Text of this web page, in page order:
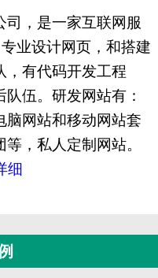
，是一家互联网服
业设计网页，和搭建
，有代码开发工程
伍。研发网站有：
脑网站和移动网站套
，私人定制网站。
细